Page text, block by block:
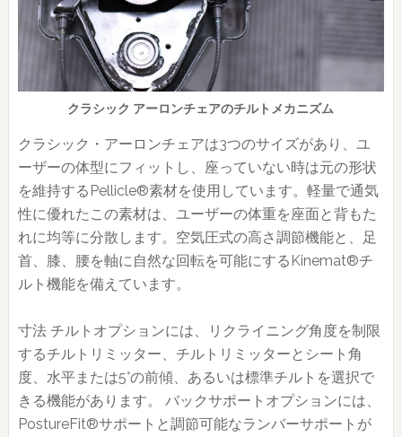
クラシック アーロンチェアのチルトメカニズム
クラシック・アーロンチェアは3つのサイズがあり、ユ
ーザーの体型にフィットし、座っていない時は元の形状
を維持するPellicle®素材を使用しています。軽量で通気
性に優れたこの素材は、ユーザーの体重を座面と背もた
れに均等に分散します。空気圧式の高さ調節機能と、足
首、膝、腰を軸に自然な回転を可能にするKinemat®チ
ルト機能を備えています。
寸法 チルトオプションには、リクライニング角度を制限
するチルトリミッター、チルトリミッターとシート角
度、水平または5°の前傾、あるいは標準チルトを選択で
きる機能があります。 バックサポートオプションには、
PostureFit®サポートと調節可能なランバーサポートが